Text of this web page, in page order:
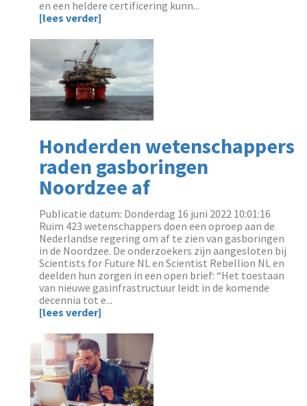
en een heldere certificering kunn...
[lees verder]
Honderden wetenschappers
raden gasboringen
Noordzee af
Publicatie datum: Donderdag 16 juni 2022 10:01:16
‌Ruim 423 wetenschappers doen een oproep aan de
Nederlandse regering om af te zien van gasboringen
in de Noordzee. De onderzoekers zijn aangesloten bij
Scientists for Future NL en Scientist Rebellion NL en
deelden hun zorgen in een open brief: “Het toestaan
van nieuwe gasinfrastructuur leidt in de komende
decennia tot e...
[lees verder]